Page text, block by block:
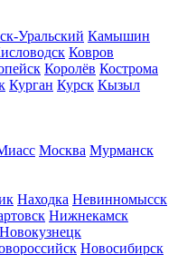
Уральский Камышин
Ковров
Королёв Кострома
Курган Курск Кызыл
Москва Мурманск
Находка Невинномысск
Нижнекамск
Новокузнецк
Новосибирск